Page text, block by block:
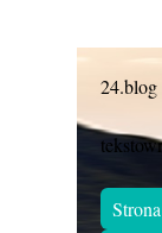
24.blog